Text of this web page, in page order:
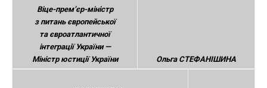
Віце-прем’єр-міністр
з питань європейської
та євроатлантичної
інтеграції України —
Міністр юстиції України
Ольга СТЕФАНІШИНА